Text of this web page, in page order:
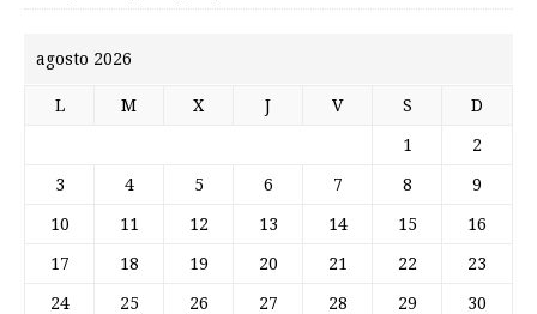
agosto 2026
L M X J V S D
1 2
3 4 5 6 7 8 9
10 11 12 13 14 15 16
17 18 19 20 21 22 23
24 25 26 27 28 29 30